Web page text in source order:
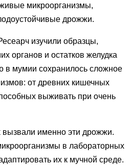
микроорганизмы,
дрожжи.
изучили образцы,
органов и остатков желудка
в мумии сохранилось сложное
от древних кишечных
выживать при очень
именно эти дрожжи.
в лабораторных
их к мучной среде.